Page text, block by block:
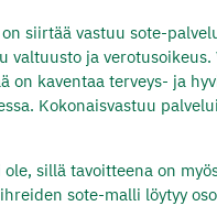
siirtää vastuu sote-
valtuusto ja
on kaventaa terveys- ja
Kokonaisvastuu
ole, sillä tavoitteena on
sote-malli löytyy